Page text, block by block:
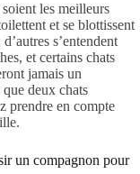
les meilleurs
et se blottissent
s’entendent
et certains chats
jamais un
deux chats
prendre en compte
un compagnon pour